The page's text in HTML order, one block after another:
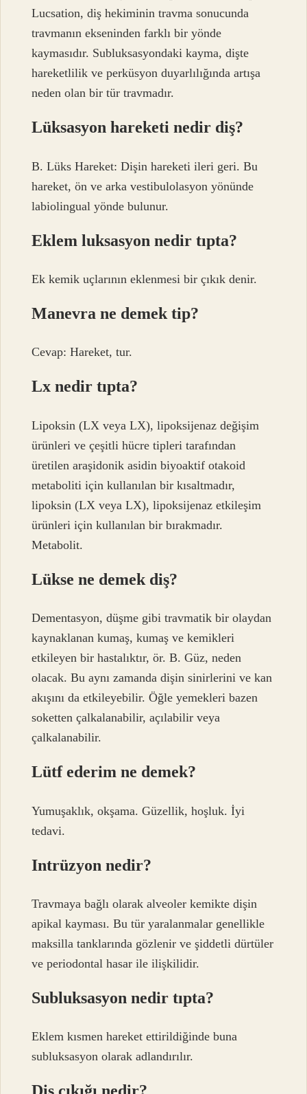
Lucsation, diş hekiminin travma sonucunda
travmanın ekseninden farklı bir yönde
kaymasıdır. Subluksasyondaki kayma, dişte
hareketlilik ve perküsyon duyarlılığında artışa
neden olan bir tür travmadır.
Lüksasyon hareketi nedir diş?
B. Lüks Hareket: Dişin hareketi ileri geri. Bu
hareket, ön ve arka vestibulolasyon yönünde
labiolingual yönde bulunur.
Eklem luksasyon nedir tıpta?
Ek kemik uçlarının eklenmesi bir çıkık denir.
Manevra ne demek tip?
Cevap: Hareket, tur.
Lx nedir tıpta?
Lipoksin (LX veya LX), lipoksijenaz değişim
ürünleri ve çeşitli hücre tipleri tarafından
üretilen araşidonik asidin biyoaktif otakoid
metaboliti için kullanılan bir kısaltmadır,
lipoksin (LX veya LX), lipoksijenaz etkileşim
ürünleri için kullanılan bir bırakmadır.
Metabolit.
Lükse ne demek diş?
Dementasyon, düşme gibi travmatik bir olaydan
kaynaklanan kumaş, kumaş ve kemikleri
etkileyen bir hastalıktır, ör. B. Güz, neden
olacak. Bu aynı zamanda dişin sinirlerini ve kan
akışını da etkileyebilir. Öğle yemekleri bazen
soketten çalkalanabilir, açılabilir veya
çalkalanabilir.
Lütf ederim ne demek?
Yumuşaklık, okşama. Güzellik, hoşluk. İyi
tedavi.
Intrüzyon nedir?
Travmaya bağlı olarak alveoler kemikte dişin
apikal kayması. Bu tür yaralanmalar genellikle
maksilla tanklarında gözlenir ve şiddetli dürtüler
ve periodontal hasar ile ilişkilidir.
Subluksasyon nedir tıpta?
Eklem kısmen hareket ettirildiğinde buna
subluksasyon olarak adlandırılır.